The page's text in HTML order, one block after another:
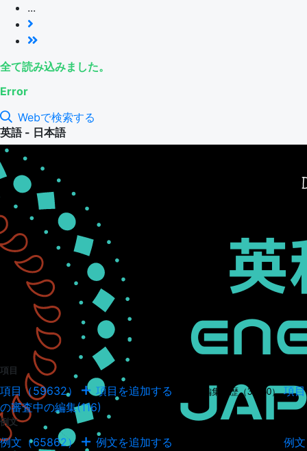
...
全て読み込みました。
Error
Webで検索する
英語 - 日本語
項目
項目（59632） 項目を追加する 項目の編集履歴（34950） 項目
の審査中の編集(116)
例文
例文（65862） 例文を追加する
例文